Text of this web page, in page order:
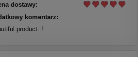
dostawy:
komentarz:
product..!